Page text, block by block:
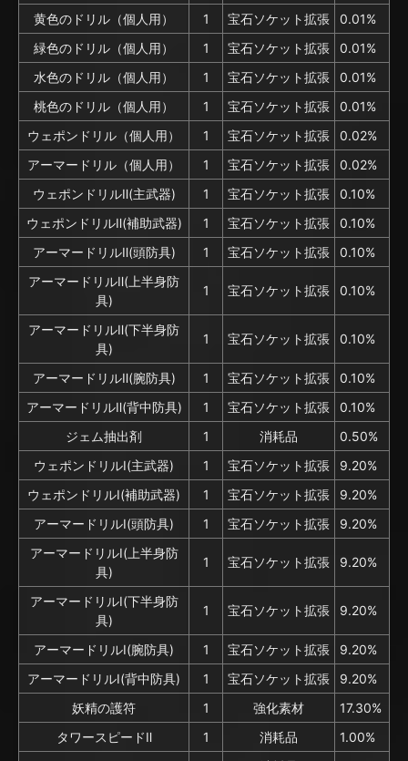
黄色のドリル（個人用）
1 宝石ソケット拡張
0.01%
緑色のドリル（個人用）
1 宝石ソケット拡張
0.01%
水色のドリル（個人用）
1 宝石ソケット拡張
0.01%
桃色のドリル（個人用）
1 宝石ソケット拡張
0.01%
ウェポンドリル（個人用）
1 宝石ソケット拡張
0.02%
アーマードリル（個人用）
1 宝石ソケット拡張
0.02%
ウェポンドリルⅡ(主武器)
1 宝石ソケット拡張
0.10%
ウェポンドリルⅡ(補助武器)
1 宝石ソケット拡張
0.10%
アーマードリルⅡ(頭防具)
1 宝石ソケット拡張
0.10%
アーマードリルⅡ(上半身防
具)
1 宝石ソケット拡張 0.10%
アーマードリルⅡ(下半身防
具)
1 宝石ソケット拡張 0.10%
アーマードリルⅡ(腕防具) 1 宝石ソケット拡張
0.10%
アーマードリルⅡ(背中防具)
1 宝石ソケット拡張
0.10%
ジェム抽出剤
1 消耗品
0.50%
ウェポンドリルⅠ(主武器)
1 宝石ソケット拡張
9.20%
ウェポンドリルⅠ(補助武器)
1 宝石ソケット拡張
9.20%
アーマードリルⅠ(頭防具)
1 宝石ソケット拡張
9.20%
アーマードリルⅠ(上半身防
具)
1 宝石ソケット拡張 9.20%
アーマードリルⅠ(下半身防
具)
1 宝石ソケット拡張 9.20%
アーマードリルⅠ(腕防具) 1 宝石ソケット拡張
9.20%
アーマードリルⅠ(背中防具)
1 宝石ソケット拡張
9.20%
妖精の護符
1 強化素材
17.30%
タワースピードⅡ
1 消耗品
1.00%